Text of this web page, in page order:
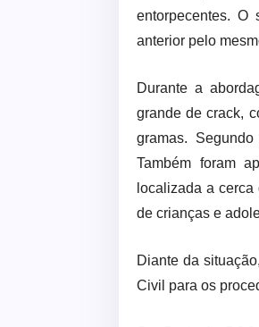
entorpecentes. O
anterior pelo
Durante a
grande de crack,
gramas.
Também foram
localizada a
de crianças e
Diante da
Civil para os